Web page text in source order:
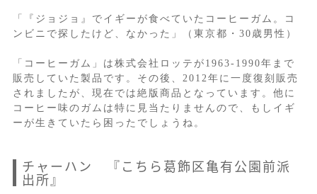
「『ジョジョ』でイギーが食べていたコーヒーガム。コ
ンビニで探したけど、なかった」（東京都・30歳男性）
「コーヒーガム」は株式会社ロッテが1963-1990年まで
販売していた製品です。その後、2012年に一度復刻販売
されましたが、現在では絶版商品となっています。他に
コーヒー味のガムは特に見当たりませんので、もしイギ
ーが生きていたら困ったでしょうね。
チャーハン 『こちら葛飾区亀有公園前派
出所』